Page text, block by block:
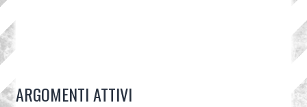
ARGOMENTI ATTIVI